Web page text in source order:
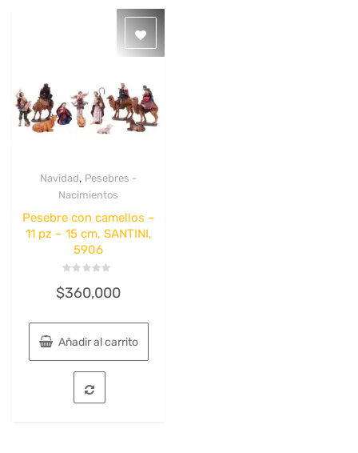
Quick View
Navidad, Pesebres -
Nacimientos
Pesebre con camellos –
11 pz – 15 cm, SANTINI,
5906
con
5
$360,000
Añadir al carrito